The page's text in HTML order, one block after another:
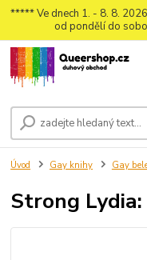
***** Ve dnech 1. - 8. 8.
od pondělí do
Úvod Gay knihy Gay
Strong